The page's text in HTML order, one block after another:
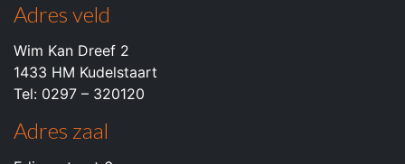
Adres veld
Wim Kan Dreef 2
1433 HM Kudelstaart
Tel: 0297 – 320120
Adres zaal